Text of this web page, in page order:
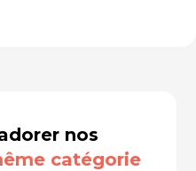
nos
catégorie